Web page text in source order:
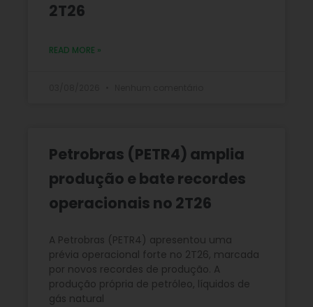
2T26
READ MORE »
Petrobras (PETR4) amplia
produção e bate recordes
operacionais no 2T26
A Petrobras (PETR4) apresentou uma
prévia operacional forte no 2T26, marcada
por novos recordes de produção. A
produção própria de petróleo, líquidos de
gás natural